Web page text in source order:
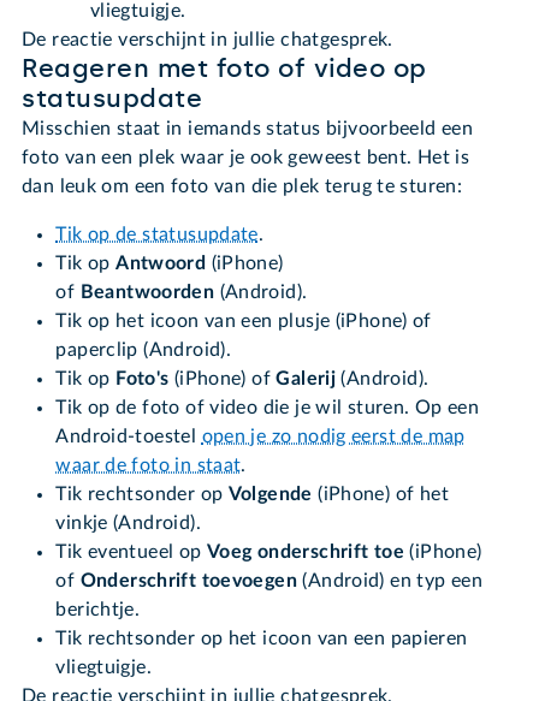
vliegtuigje.
De reactie verschijnt in jullie chatgesprek.
Reageren met foto of video op
statusupdate
Misschien staat in iemands status bijvoorbeeld een
foto van een plek waar je ook geweest bent. Het is
dan leuk om een foto van die plek terug te sturen:
Tik op de statusupdate.
Tik opAntwoord (iPhone)
of Beantwoorden (Android).
Tik op het icoon van een plusje (iPhone) of
paperclip (Android).
Tik op Foto's (iPhone) ofGalerij (Android).
Tik op de foto of video die je wil sturen. Op een
Android-toestel open je zo nodig eerst de map
waar de foto in staat.
Tik rechtsonder op Volgende(iPhone) of het
vinkje (Android).
Tik eventueel op Voeg onderschrift toe(iPhone)
of Onderschrift toevoegen (Android) en typ een
berichtje.
Tik rechtsonder op het icoon van een papieren
vliegtuigje.
De reactie verschijnt in jullie chatgesprek.